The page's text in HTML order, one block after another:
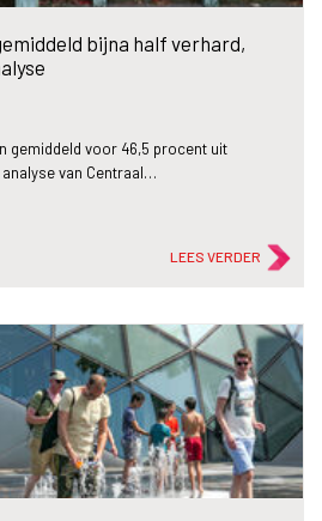
bijna half verhard,
gemiddeld voor 46,5 procent uit
van Centraal…
LEES VERDER